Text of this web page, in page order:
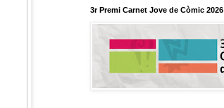
3r Premi Carnet Jove de Còmic 2026